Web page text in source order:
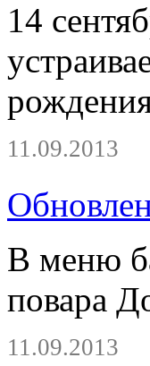
14
11.09.2013
В меню
повара
11.09.2013